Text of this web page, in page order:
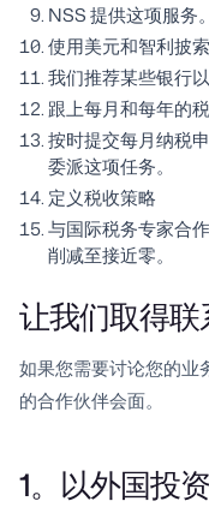
NSS 提供这项服务。
使用美元和智利披
我们推荐某些银行
跟上每月和每年的
按时提交每月纳税
委派这项任务。
定义税收策略
与国际税务专家合
削减至接近零。
让我们取得联
如果您需要讨论您的
的合作伙伴会面。
1。以外国投